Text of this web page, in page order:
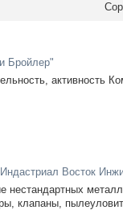
Бройлер"
активность
Индастриал Восток
нестандартных
клапаны,